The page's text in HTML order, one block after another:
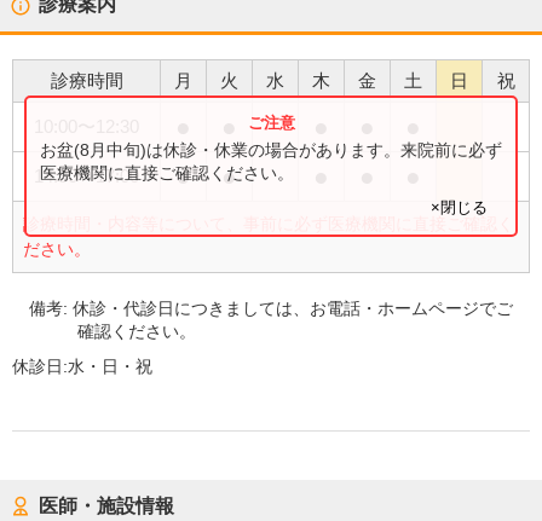
診療案内
診療時間 月 火 水 木 金 土 日 祝
14:30〜17:00 ● ●
診療時間・内容等について、事前に必ず医療機関に直接ご確認く
ださい。
お盆(8月中旬)は休診・休業の場合があります。来院前に必ず
医療機関に直接ご確認ください。
×閉じる
備考:休診・代診日につきましては、お電話・ホームページでご
確認ください。
休診日:水・日・祝
医師・施設情報